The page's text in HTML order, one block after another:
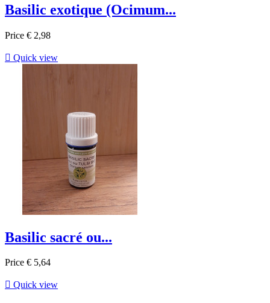
Basilic exotique (Ocimum...
Price € 2,98
 Quick view
Basilic sacré ou...
Price € 5,64
 Quick view